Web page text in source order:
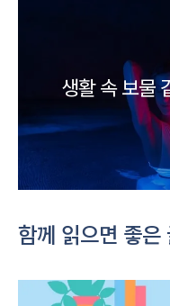
생활 속 보물
함께 읽으면 좋은